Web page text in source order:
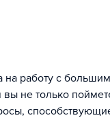
на работу с
не только